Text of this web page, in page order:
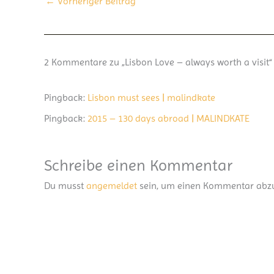
2 Kommentare zu „Lisbon Love – always worth a visit“
Pingback: Lisbon must sees | malindkate
Pingback: 2015 – 130 days abroad | MALINDKATE
Schreibe einen Kommentar
Du musst angemeldet sein, um einen Kommentar